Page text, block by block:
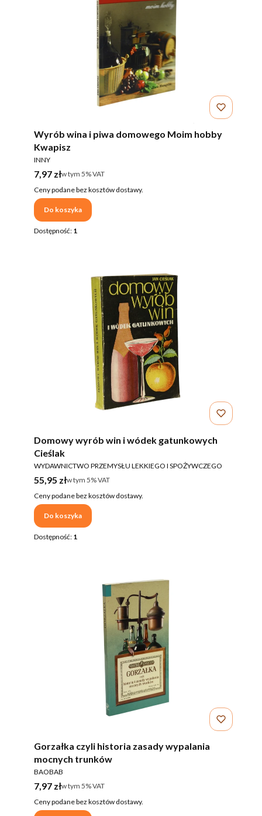
Wyrób wina i piwa domowego Moim hobby
Kwapisz
PRODUCENT
INNY
Cena brutto
7,97 złw tym %s VAT
w tym 5%VAT
Ceny podane bez kosztów dostawy.
Do koszyka
Dostępność: 1
Domowy wyrób win i wódek gatunkowych
Cieślak
PRODUCENT
WYDAWNICTWO PRZEMYSŁU LEKKIEGO I SPOŻYWCZEGO
Cena brutto
55,95 złw tym %s VAT
w tym 5%VAT
Ceny podane bez kosztów dostawy.
Do koszyka
Dostępność: 1
Gorzałka czyli historia zasady wypalania
mocnych trunków
PRODUCENT
BAOBAB
Cena brutto
7,97 złw tym %s VAT
w tym 5%VAT
Ceny podane bez kosztów dostawy.